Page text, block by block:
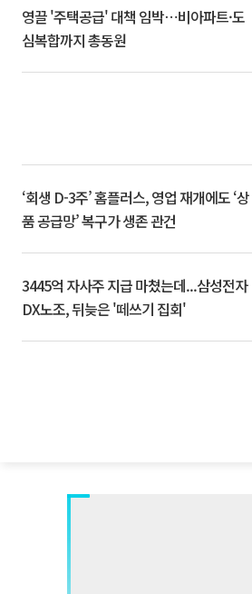
영끌 '주택공급' 대책 임박⋯비아파트·도
심복합까지 총동원
‘회생 D-3주’ 홈플러스, 영업 재개에도 ‘상
품 공급망’ 복구가 생존 관건
3445억 자사주 지급 마쳤는데...삼성전자
DX노조, 뒤늦은 '떼쓰기 집회'